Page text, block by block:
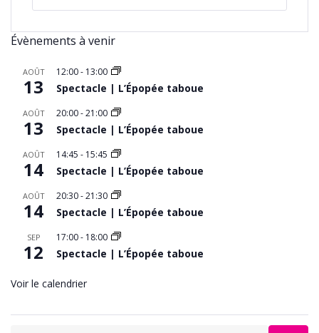
Évènements à venir
AOÛT
13
12:00- 13:00
Spectacle | L’Épopée taboue
AOÛT
13
20:00-21:00
Spectacle | L’Épopée taboue
AOÛT
14
14:45 - 15:45
Spectacle | L’Épopée taboue
AOÛT
14
20:30-21:30
Spectacle | L’Épopée taboue
SEP
12
17:00- 18:00
Spectacle | L’Épopée taboue
Voir le calendrier